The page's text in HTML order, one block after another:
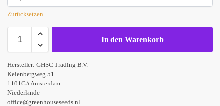
Zurücksetzen
In den Warenkorb
Hersteller: GHSC Trading B.V.
Keienbergweg 51
1101GA Amsterdam
Niederlande
office@greenhouseseeds.nl